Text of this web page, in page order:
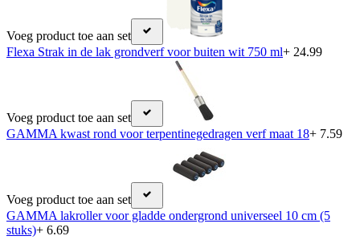
Voeg product toe aan set
Flexa Strak in de lak grondverf voor buiten wit 750 ml+ 24.99
Voeg product toe aan set
GAMMA kwast rond voor terpentinegedragen verf maat 18+ 7.59
Voeg product toe aan set
GAMMA lakroller voor gladde ondergrond universeel 10 cm (5
stuks)+ 6.69